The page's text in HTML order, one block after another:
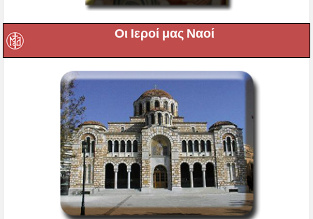
Οι Ιεροί μας Ναοί